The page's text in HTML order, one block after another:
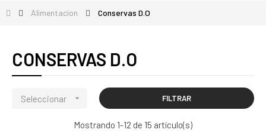
Alimentacion Conservas D.O
CONSERVAS D.O
Seleccionar  FILTRAR
Mostrando 1-12 de 15 artículo(s)